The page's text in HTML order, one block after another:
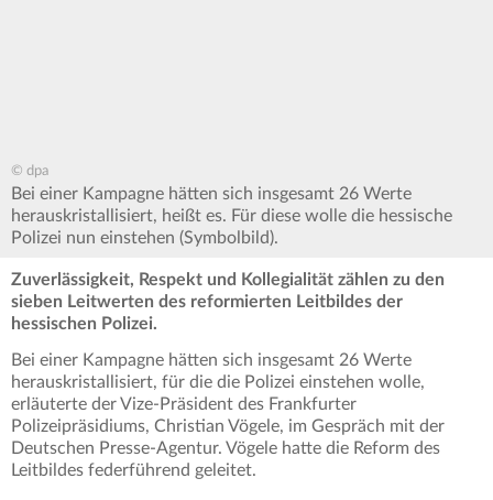
© dpa
Bei einer Kampagne hätten sich insgesamt 26 Werte
herauskristallisiert, heißt es. Für diese wolle die hessische
Polizei nun einstehen (Symbolbild).
Zuverlässigkeit, Respekt und Kollegialität zählen zu den
sieben Leitwerten des reformierten Leitbildes der
hessischen Polizei.
Bei einer Kampagne hätten sich insgesamt 26 Werte
herauskristallisiert, für die die Polizei einstehen wolle,
erläuterte der Vize-Präsident des Frankfurter
Polizeipräsidiums, Christian Vögele, im Gespräch mit der
Deutschen Presse-Agentur. Vögele hatte die Reform des
Leitbildes federführend geleitet.